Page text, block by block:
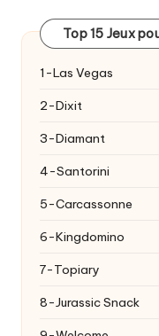
Top 15 Jeux
1-Las Vegas
2-Dixit
3-Diamant
4-Santorini
5-Carcassonne
6-Kingdomino
7-Topiary
8-Jurassic Snack